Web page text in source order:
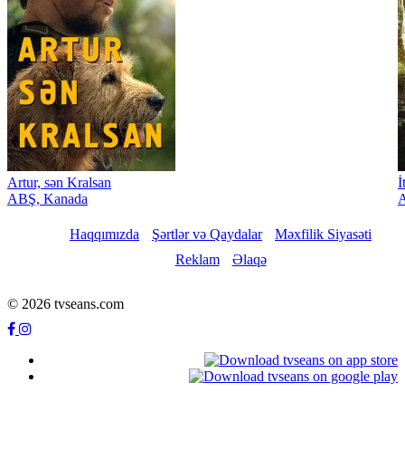
Artur, sən Kralsan
ABŞ, Kanada
Haqqımızda Şərtlər və Qaydalar
Məxfilik Siyasəti
Reklam
Əlaqə
© 2026 tvseans.com